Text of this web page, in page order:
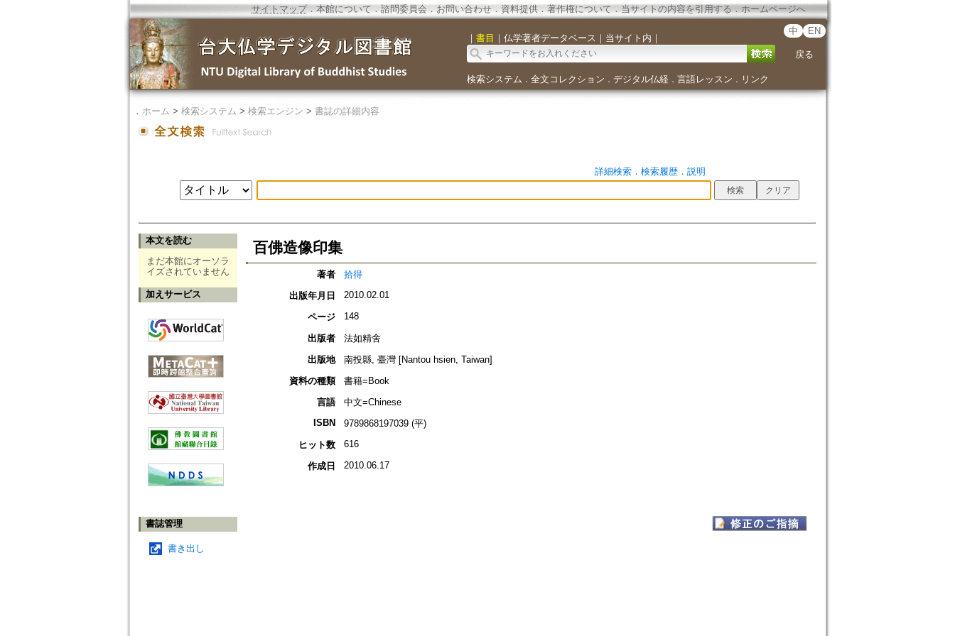
サイトマップ．本館について ． 諮問委員会． お問い合わせ． 資料提供． 著作権について．当サイトの内容を引用する ． ホームページへ
｜ 書目 ｜ 仏学著者データベース ｜ 当サイト内 ｜
中 EN
戻る
検索システム ． 全文コレクション ． デジタル仏経． 言語レッスン ． リンク
． ホーム > 検索システム > 検索エンジン > 書誌の詳細内容
詳細検索． 検索履歴． 説明
本文を読む
まだ本館にオーソラ
イズされていません
加えサービス
書誌管理
書き出し
百佛造像印集
著者
拾得
出版年月日
2010.02.01
ページ 148
出版者
法如精舍
出版地
南投縣, 臺灣 [Nantou hsien, Taiwan]
資料の種類
書籍=Book
言語
中文=Chinese
ISBN
9789868197039 (平)
ヒット数
616
作成日 2010.06.17